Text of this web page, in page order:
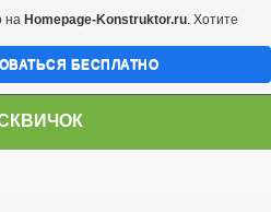
на Homepage-Konstruktor.ru. Хотите
БЕСПЛАТНО